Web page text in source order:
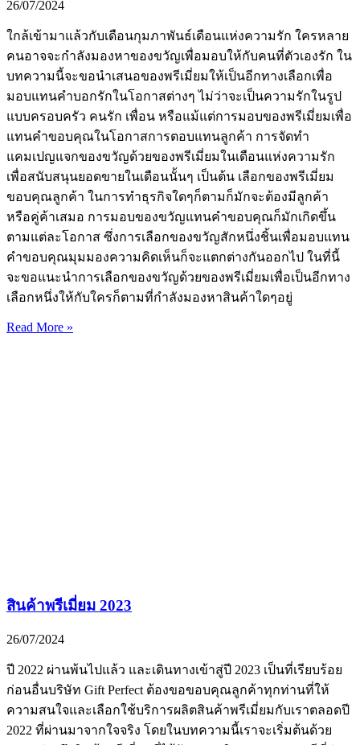
26/07/2024
ใกล้เข้ามาแล้วกับเดือนกุมภาพันธ์เดือนแห่งความรัก ใครหลาย
คนอาจจะกำลังมองหาของขวัญเพื่อมอบให้กับคนที่ตัวเองรัก ใน
บทความนี้จะขอนำเสนอของพรีเมี่ยมให้เป็นอีกทางเลือกเพื่อ
มอบแทนคำบอกรักในโอกาสต่างๆ ไม่ว่าจะเป็นความรักในรูป
แบบครอบครัว คนรัก เพื่อน หรือแม้แต่การมอบของพรีเมี่ยมเพื่อ
แทนคำขอบคุณในโอกาสการตอบแทนลูกค้า การจัดทำ
แคมเปญแจกของขวัญด้วยของพรีเมี่ยมในเดือนแห่งความรัก
เพื่อสนับสนุนยอดขายในเดือนนั้นๆ เป็นต้น เลือกของพรีเมี่ยม
ขอบคุณลูกค้า ในการทำธุรกิจใดๆก็ตามก็มักจะต้องมีลูกค้า
หรือคู่ค้าเสมอ การมอบของขวัญแทนคำขอบคุณก็มักเกิดขึ้น
ตามแต่ละโอกาส ซึ่งการเลือกของขวัญสักหนึ่งชิ้นเพื่อมอบแทน
คำขอบคุณมุมมองความคิดเห็นก็จะแตกต่างกันออกไป ในที่นี้
จะขอแนะนำการเลือกของขวัญด้วยของพรีเมี่ยมเพื่อเป็นอีกทาง
เลือกหนึ่งให้กับใครก็ตามที่กำลังมองหาสินค้าใดๆอยู่
Read More »
สินค้าพรีเมี่ยม 2023
26/07/2024
ปี 2022 ผ่านพ้นไปแล้ว และเดินทางเข้าสู่ปี 2023 เป็นที่เรียบร้อย
ก่อนอื่นบริษัท Gift Perfect ต้องขอขอบคุณลูกค้าทุกท่านที่ให้
ความสนใจและเลือกใช้บริการผลิตสินค้าพรีเมี่ยมกับเราตลอดปี
2022 ที่ผ่านมาจากใจจริง โดยในบทความนี้เราจะเริ่มต้นด้วย